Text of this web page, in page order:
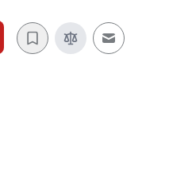
E-Mail an